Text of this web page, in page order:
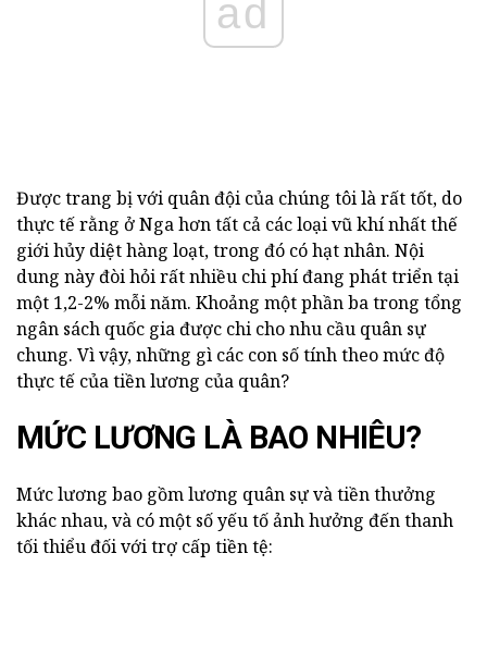
ad
Được trang bị với quân đội của chúng tôi là rất tốt, do
thực tế rằng ở Nga hơn tất cả các loại vũ khí nhất thế
giới hủy diệt hàng loạt, trong đó có hạt nhân. Nội
dung này đòi hỏi rất nhiều chi phí đang phát triển tại
một 1,2-2% mỗi năm. Khoảng một phần ba trong tổng
ngân sách quốc gia được chi cho nhu cầu quân sự
chung. Vì vậy, những gì các con số tính theo mức độ
thực tế của tiền lương của quân?
MỨC LƯƠNG LÀ BAO NHIÊU?
Mức lương bao gồm lương quân sự và tiền thưởng
khác nhau, và có một số yếu tố ảnh hưởng đến thanh
tối thiểu đối với trợ cấp tiền tệ: